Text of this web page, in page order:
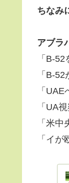
ちなみ
アブラ
「B-
「B-
「
「UA
「米
「イ